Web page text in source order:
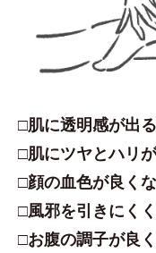
□肌に透明感が出る
□肌にツヤとハリ
□顔の血色が良く
□風邪を引きにく
□お腹の調子が良